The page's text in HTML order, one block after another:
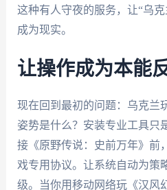
这种有人守夜的服务，让“乌
成为现实。
让操作成为本能
现在回到最初的问题：乌克兰
姿势是什么？安装专业工具只
接《原野传说：史前万年》前
戏专用协议。让系统自动为策
级。当你用移动网络玩《汉风